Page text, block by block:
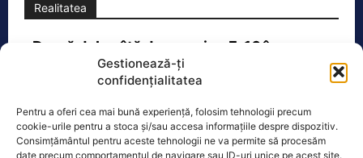
Gestionează-ți
confidențialitatea
Pentru a oferi cea mai bună experiență, folosim tehnologii precum
cookie-urile pentru a stoca și/sau accesa informațiile despre dispozitiv.
Consimțământul pentru aceste tehnologii ne va permite să procesăm
date precum comportamentul de navigare sau ID-uri unice pe acest site.
Realitatea
Dronă doborâtă de un avion F‑16 în zona
Padina Buzău -…
O dronă a fost doborâtă vineri dimineață de un avion
F‑16 al Forțelor Aeriene Române, în zona Padina, în
județul [...]